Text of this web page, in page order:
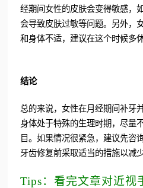
经期间女性的皮肤会变得敏感，
会导致皮肤过敏等问题。另外，
和身体不适，建议在这个时候多
结论
总的来说，女性在月经期间补牙
身体处于特殊的生理时期，尽量
目。如果情况很紧急，建议先咨
牙齿修复前采取适当的措施以减
Tips：看完文章对近视